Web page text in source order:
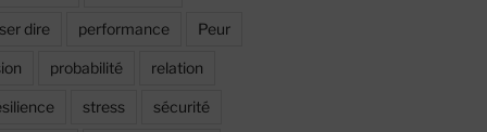
dire performance Peur
probabilité relation
stress sécurité